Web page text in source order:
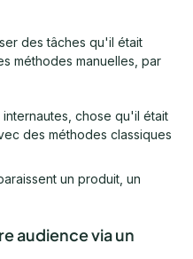
des tâches qu'il était
méthodes manuelles, par
chose qu'il était
des méthodes classiques
un produit, un
audience via un